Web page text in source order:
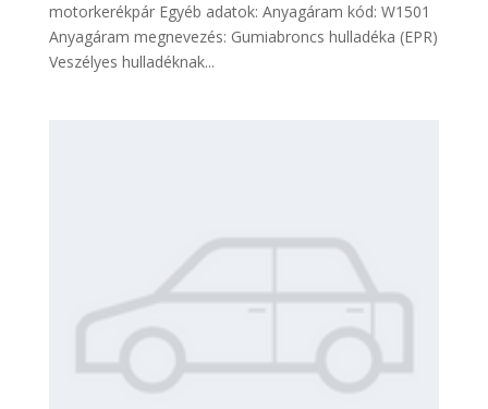
motorkerékpár Egyéb adatok: Anyagáram kód: W1501
Anyagáram megnevezés: Gumiabroncs hulladéka (EPR)
Veszélyes hulladéknak...